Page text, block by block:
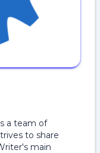
a team of
to share
main